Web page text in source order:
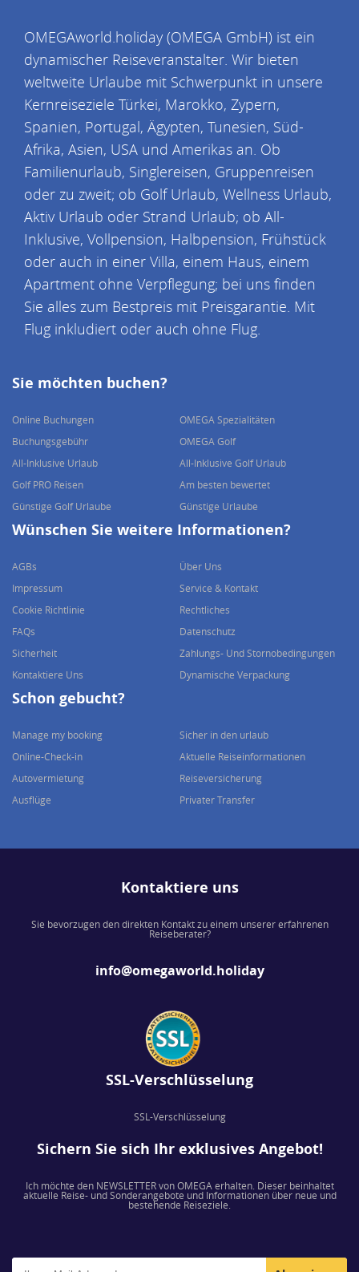
OMEGAworld.holiday (OMEGA GmbH) ist ein
dynamischer Reiseveranstalter. Wir bieten
weltweite Urlaube mit Schwerpunkt in unsere
Kernreiseziele Türkei, Marokko, Zypern,
Spanien, Portugal, Ägypten, Tunesien, Süd-
Afrika, Asien, USA und Amerikas an. Ob
Familienurlaub, Singlereisen, Gruppenreisen
oder zu zweit; ob Golf Urlaub, Wellness Urlaub,
Aktiv Urlaub oder Strand Urlaub; ob All-
Inklusive, Vollpension, Halbpension, Frühstück
oder auch in einer Villa, einem Haus, einem
Apartment ohne Verpflegung; bei uns finden
Sie alles zum Bestpreis mit Preisgarantie. Mit
Flug inkludiert oder auch ohne Flug.
Sie möchten buchen?
Online Buchungen
OMEGA Spezialitäten
Buchungsgebühr
OMEGA Golf
All-Inklusive Urlaub
All-Inklusive Golf Urlaub
Golf PRO Reisen
Am besten bewertet
Günstige Golf Urlaube
Günstige Urlaube
Wünschen Sie weitere Informationen?
AGBs
Über Uns
Impressum
Service & Kontakt
Cookie Richtlinie
Rechtliches
FAQs
Datenschutz
Sicherheit
Zahlungs- Und Stornobedingungen
Kontaktiere Uns
Dynamische Verpackung
Schon gebucht?
Manage my booking
Sicher in den urlaub
Online-Check-in
Aktuelle Reiseinformationen
Autovermietung
Reiseversicherung
Ausflüge
Privater Transfer
Kontaktiere uns
Sie bevorzugen den direkten Kontakt zu einem unserer erfahrenen
Reiseberater?
info@omegaworld.holiday
SSL-Verschlüsselung
SSL-Verschlüsselung
Sichern Sie sich Ihr exklusives Angebot!
Ich möchte den NEWSLETTER von OMEGA erhalten. Dieser beinhaltet
aktuelle Reise- und Sonderangebote und Informationen über neue und
bestehende Reiseziele.